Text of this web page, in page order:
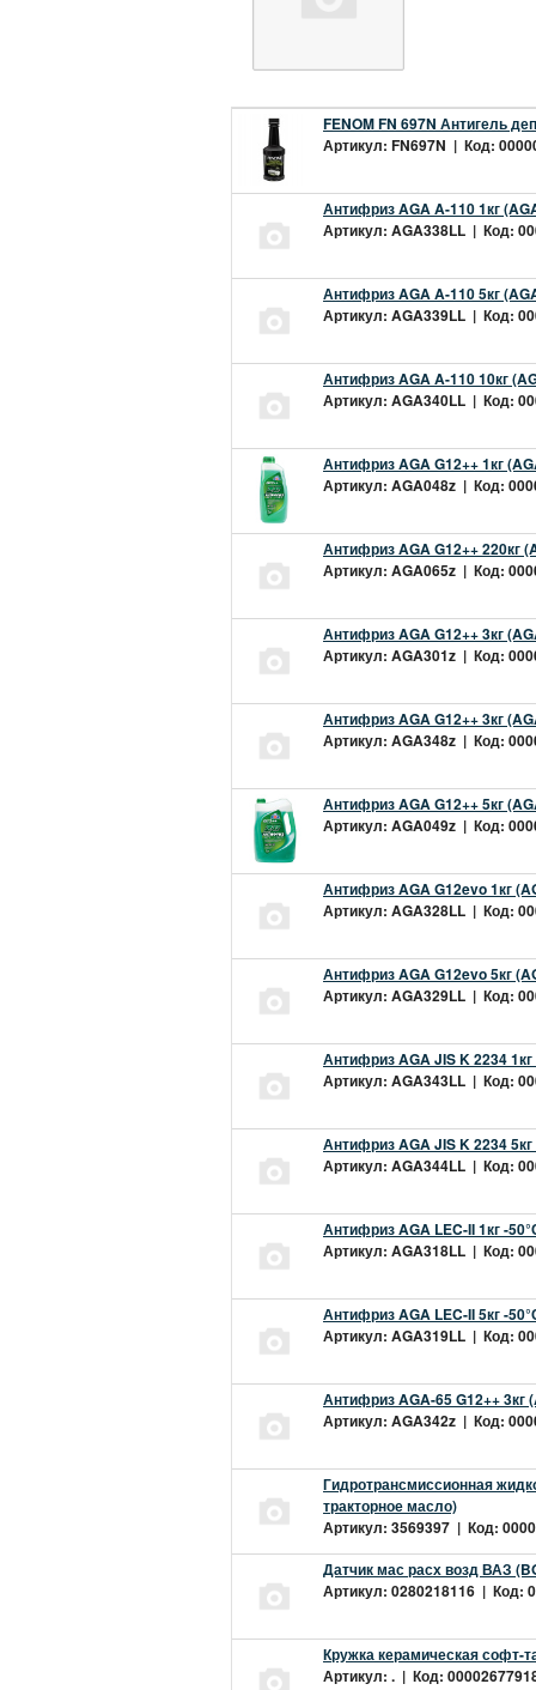
FENOM FN 697N Антигель
Артикул: FN697N | Код:
Антифриз AGA A-110 1кг
Артикул: AGA338LL | Код:
Антифриз AGA A-110 5кг
Артикул: AGA339LL | Код:
Антифриз AGA A-110 10кг
Артикул: AGA340LL | Код:
Антифриз AGA G12++ 1кг
Артикул: AGA048z | Код:
Антифриз AGA G12++ 220кг
Артикул: AGA065z | Код:
Антифриз AGA G12++ 3кг
Артикул: AGA301z | Код:
Антифриз AGA G12++ 3кг
Артикул: AGA348z | Код:
Антифриз AGA G12++ 5кг
Артикул: AGA049z | Код:
Антифриз AGA G12evo 1кг
Артикул: AGA328LL | Код:
Антифриз AGA G12evo 5кг
Артикул: AGA329LL | Код:
Антифриз AGA JIS K 2234
Артикул: AGA343LL | Код:
Антифриз AGA JIS K 2234
Артикул: AGA344LL | Код:
Антифриз AGA LEC-II 1кг -
Артикул: AGA318LL | Код:
Антифриз AGA LEC-II 5кг -
Артикул: AGA319LL | Код:
Антифриз AGA-65 G12++ 3кг
Артикул: AGA342z | Код:
Гидротрансмиссионная
тракторное масло)
Артикул: 3569397 | Код:
Датчик мас расх возд ВАЗ
Артикул: 0280218116 | Код:
Кружка керамическая софт-
Артикул: . | Код: